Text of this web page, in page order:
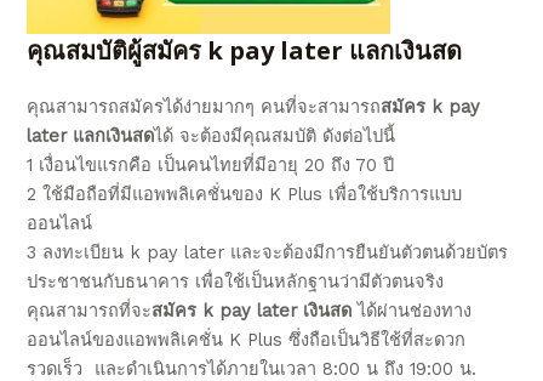
คุณสมบัติผู้สมัคร k pay later แลกเงินสด
คุณสามารถสมัครได้ง่ายมากๆ คนที่จะสามารถสมัคร k pay
later แลกเงินสดได้ จะต้องมีคุณสมบัติ ดังต่อไปนี้
1 เงื่อนไขแรกคือ เป็นคนไทยที่มีอายุ 20 ถึง 70 ปี
2 ใช้มือถือที่มีแอพพลิเคชั่นของ K Plus เพื่อใช้บริการแบบ
ออนไลน์
3 ลงทะเบียน k pay later และจะต้องมีการยืนยันตัวตนด้วยบัตร
ประชาชนกับธนาคาร เพื่อใช้เป็นหลักฐานว่ามีตัวตนจริง
คุณสามารถที่จะสมัคร k pay later เงินสด ได้ผ่านช่องทาง
ออนไลน์ของแอพพลิเคชั่น K Plus ซึ่งถือเป็นวิธีใช้ที่สะดวก
รวดเร็ว และดำเนินการได้ภายในเวลา 8:00 น ถึง 19:00 น.